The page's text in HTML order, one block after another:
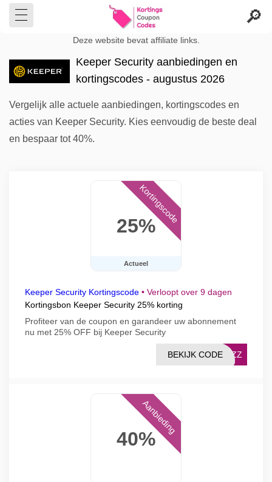
Deze website bevat affiliate links.
Keeper Security aanbiedingen en
kortingscodes - augustus 2026
Vergelijk alle actuele aanbiedingen, kortingscodes en
acties van Keeper Security. Kies eenvoudig de beste deal
en bespaar tot 40%.
25%
Actueel
Kortingscode
Keeper Security Kortingscode • Verloopt over 9 dagen
Kortingsbon Keeper Security 25% korting
Profiteer van de coupon en garandeer uw abonnement
nu met 25% OFF bij Keeper Security
LLZZ
BEKIJK CODE
40%
Aanbieding